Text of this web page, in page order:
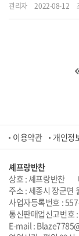
관리자 2022-08-12
이용약관 개인정
셰프랑반찬
상호 : 셰프랑반찬
주소 : 세종시 장군면
사업자등록번호 :
통신판매업신고번
E-mail :